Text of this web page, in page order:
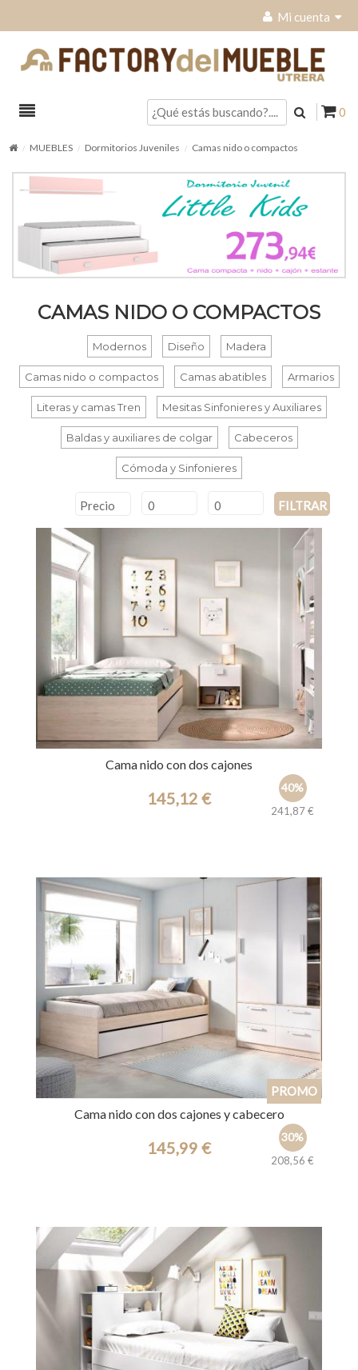
Mi cuenta
0
MUEBLES Dormitorios Juveniles Camas nido o compactos
CAMAS NIDO O COMPACTOS
Modernos Diseño Madera
Camas nido o compactos Camas abatibles Armarios
Literas y camas Tren Mesitas Sinfonieres y Auxiliares
Baldas y auxiliares de colgar Cabeceros
Cómoda y Sinfonieres
Precio FILTRAR
Cama nido con dos cajones
40%
241,87 €
145,12 €
Cama nido con dos cajones y cabecero
30%
208,56 €
145,99 €